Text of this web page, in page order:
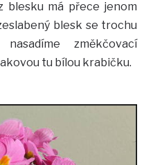
blesku má přece jenom
blesk se trochu
změkčovací
tu bílou krabičku.